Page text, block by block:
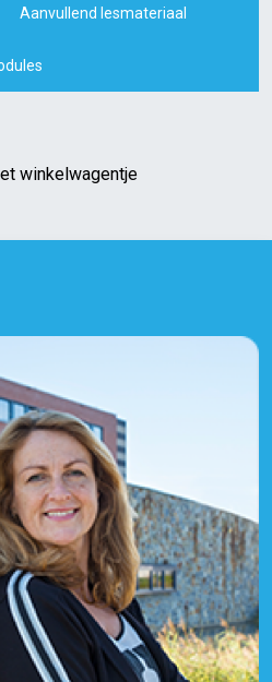
Aanvullend lesmateriaal
winkelwagentje